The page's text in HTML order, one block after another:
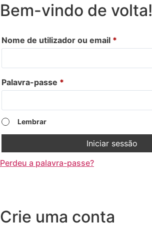
Bem-vindo de volta!
Nome de utilizador ou email *
Palavra-passe *
Lembrar
Iniciar sessão
Perdeu a palavra-passe?
Crie uma conta